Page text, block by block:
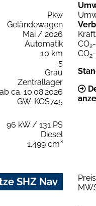
Pkw
Geländewagen
Mai / 2026
Automatik
10 km
5
Grau
Zentrallager
ab ca. 10.08.2026
GW-KOS745
96 kW / 131 PS
Diesel
1.499 cm³
CO2
CO2
SHZ Nav